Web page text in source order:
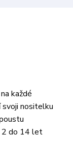
každé
nositelku
2 do 14 let